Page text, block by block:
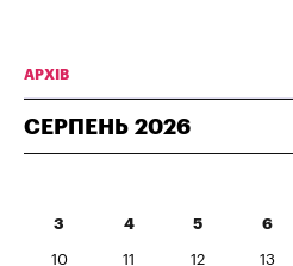
АРХІВ
СЕРПЕНЬ 2026
3 4 5 6
10 11 12 13